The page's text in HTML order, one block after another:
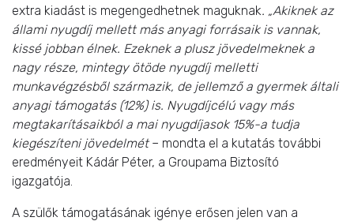
extra kiadást is megengedhetnek maguknak. „Akiknek az
állami nyugdíj mellett más anyagi forrásaik is vannak,
kissé jobban élnek. Ezeknek a plusz jövedelmeknek a
nagy része, mintegy ötöde nyugdíj melletti
munkavégzésből származik, de jellemző a gyermek általi
anyagi támogatás (12%) is. Nyugdíjcélú vagy más
megtakarításaikból a mai nyugdíjasok 15%-a tudja
kiegészíteni jövedelmét – mondta el a kutatás további
eredményeit Kádár Péter, a Groupama Biztosító
igazgatója.
A szülők támogatásának igénye erősen jelen van a